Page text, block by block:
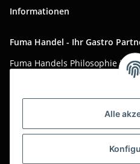
Alle
Informationen
Fuma Handel - Ihr Gastro
Fuma Handels Philosophie ist,
täglichen Gastro-Alltags zu
Asiatika, Gastraum-
weltweit um Ihnen das